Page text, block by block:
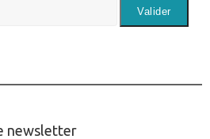
newsletter